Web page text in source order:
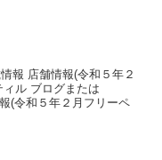
報 店舗情報(令和５年２
ル ブログまたは
(令和５年２月フリーペ